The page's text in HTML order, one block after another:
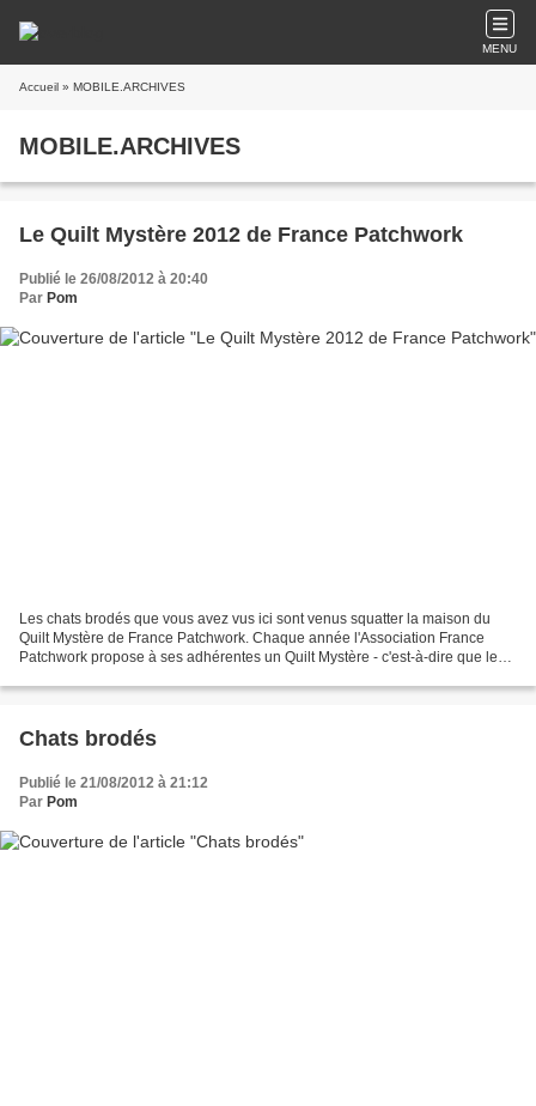
MENU
Accueil » MOBILE.ARCHIVES
MOBILE.ARCHIVES
Le Quilt Mystère 2012 de France Patchwork
Publié le 26/08/2012 à 20:40
Par Pom
Les chats brodés que vous avez vus ici sont venus squatter la maison du
Quilt Mystère de France Patchwork. Chaque année l'Association France
Patchwork propose à ses adhérentes un Quilt Mystère - c'est-à-dire que les
Chats brodés
Publié le 21/08/2012 à 21:12
Par Pom